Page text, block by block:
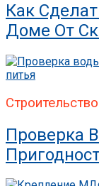
Как
Доме От
Проверка